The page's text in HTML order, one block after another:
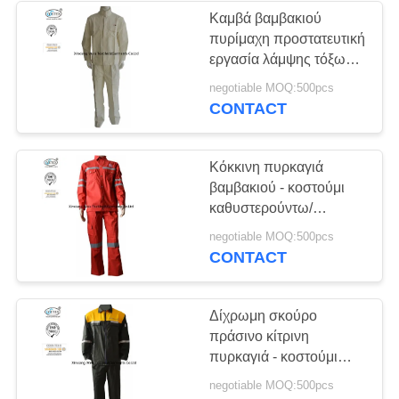
Ο ετερόφθαλμος
γάδος FR γενικός
13
Πυρκαγιά -
πουκάμισα
καθυστερούντω
Καμβά βαμβακιού
πυρίμαχη προστατευτική
εργασία λάμψης τόξων
κοστουμιών υψηλή
εκτιμημένη
negotiable MOQ:500pcs
CONTACT
Κόκκινη πυρκαγιά
βαμβακιού - κοστούμι
καθυστερούντω/
αντανακλαστικό
πυρίμαχο κοστούμι
negotiable MOQ:500pcs
CONTACT
Δίχρωμη σκούρο
πράσινο κίτρινη
πυρκαγιά - κοστούμι
καθυστερούντω με την
negotiable MOQ:500pcs